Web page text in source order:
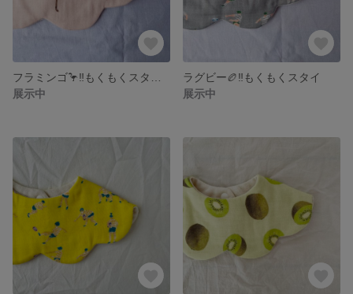
展示中
ラグビー🏉‼️もくもくスタイ
展示中